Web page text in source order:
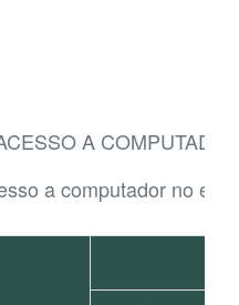
A
a computador no